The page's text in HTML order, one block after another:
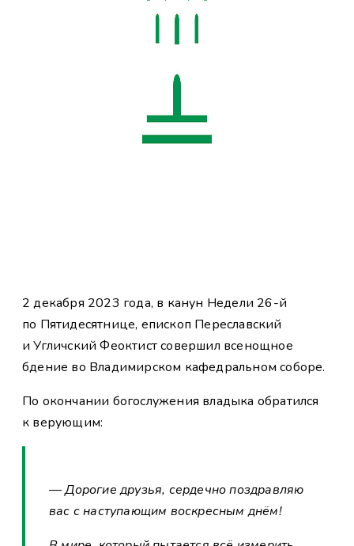
2 декабря 2023 года, в канун Недели 26-й
по Пятидесятнице, епископ Переславский
и Угличский Феоктист совершил всенощное
бдение во Владимирском кафедральном соборе.
По окончании богослужения владыка обратился
к верующим:
— Дорогие друзья, сердечно поздравляю
вас с наступающим воскресным днём!